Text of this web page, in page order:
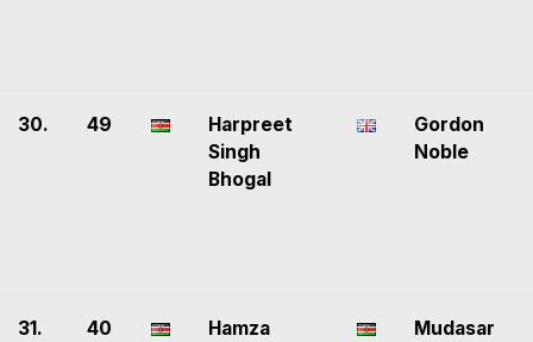
30. 49
Harpreet
Singh
Bhogal
Gordon
Noble
31. 40
Hamza
Mudasar